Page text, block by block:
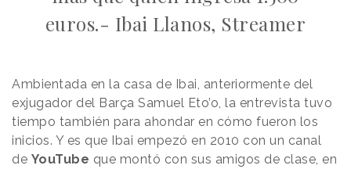
euros.- Ibai Llanos, Streamer
Ambientada en la casa de Ibai, anteriormente del
exjugador del Barça Samuel Eto’o, la entrevista tuvo
tiempo también para ahondar en cómo fueron los
inicios. Y es que Ibai empezó en 2010 con un canal
de YouTube que montó con sus amigos de clase, en